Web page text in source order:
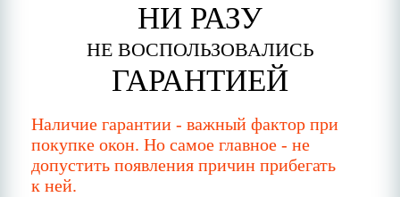
НИ РАЗУ
НЕ ВОСПОЛЬЗОВАЛИСЬ
ГАРАНТИЕЙ
Наличие гарантии - важный фактор при
покупке окон. Но самое главное - не
допустить появления причин прибегать
к ней.